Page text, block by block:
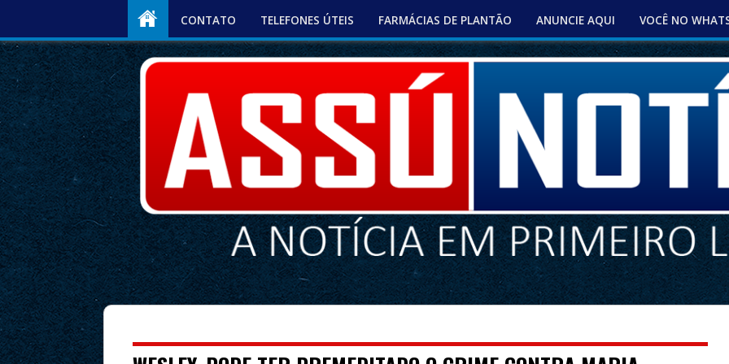
CONTATO TELEFONES ÚTEIS FARMÁCIAS DE PLANTÃO ANUNCIE AQUI VOCÊ NO